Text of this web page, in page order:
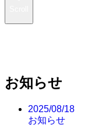
お知らせ
2025/08/18
お知らせ